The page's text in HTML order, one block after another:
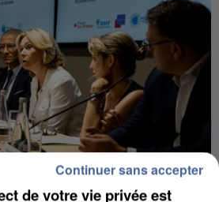
de votre vie privée est
Continuer sans accepter